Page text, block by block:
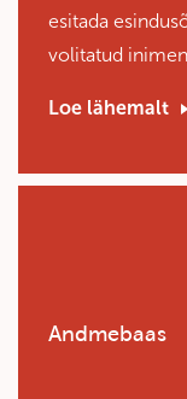
esitada
volitatud
Loe lähemalt
Andmebaas